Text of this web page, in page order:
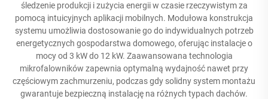
śledzenie produkcji i zużycia energii w czasie rzeczywistym za
pomocą intuicyjnych aplikacji mobilnych. Modułowa konstrukcja
systemu umożliwia dostosowanie go do indywidualnych potrzeb
energetycznych gospodarstwa domowego, oferując instalacje o
mocy od 3 kW do 12 kW. Zaawansowana technologia
mikrofalowników zapewnia optymalną wydajność nawet przy
częściowym zachmurzeniu, podczas gdy solidny system montażu
gwarantuje bezpieczną instalację na różnych typach dachów.